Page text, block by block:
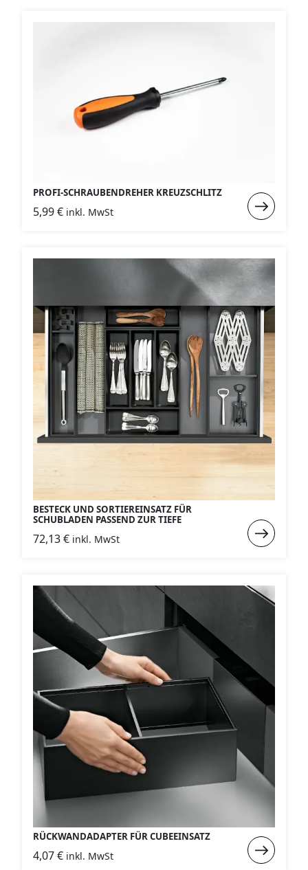
PROFI-SCHRAUBENDREHER KREUZSCHLITZ
5,99€ inkl. MwSt
:
BESTECK UND SORTIEREINSATZ FÜR
SCHUBLADEN PASSEND ZUR TIEFE
72,13€ inkl. MwSt
:
für
zur
Tiefe
RÜCKWANDADAPTER FÜR CUBEEINSATZ
4,07€ inkl. MwSt
: